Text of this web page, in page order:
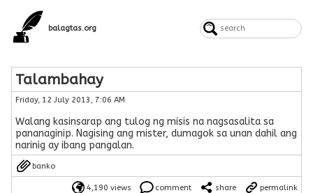
balagtas.org
Talambahay
Friday, 12 July 2013, 7:06 AM
Walang kasinsarap ang tulog ng misis na nagsasalita sa
pananaginip. Nagising ang mister, dumagok sa unan dahil ang
narinig ay ibang pangalan.
banko
4,190 views comment share permalink